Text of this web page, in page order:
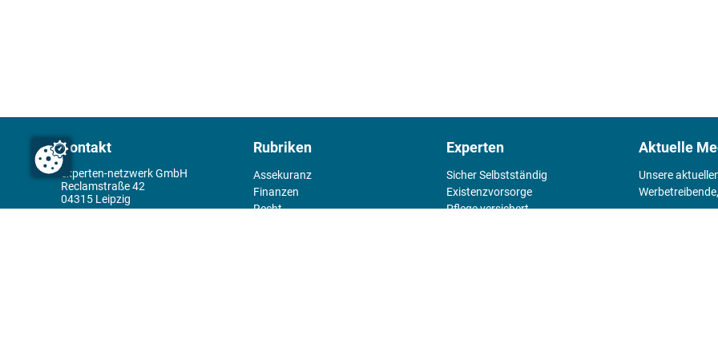
Kontakt
experten-netzwerk GmbH
Reclamstraße 42
04315 Leipzig
Rubriken
Assekuranz
Finanzen
Recht
Experten
Sicher Selbstständig
Existenz­vorsorge
Pflege versichert
Aktuelle
Unsere